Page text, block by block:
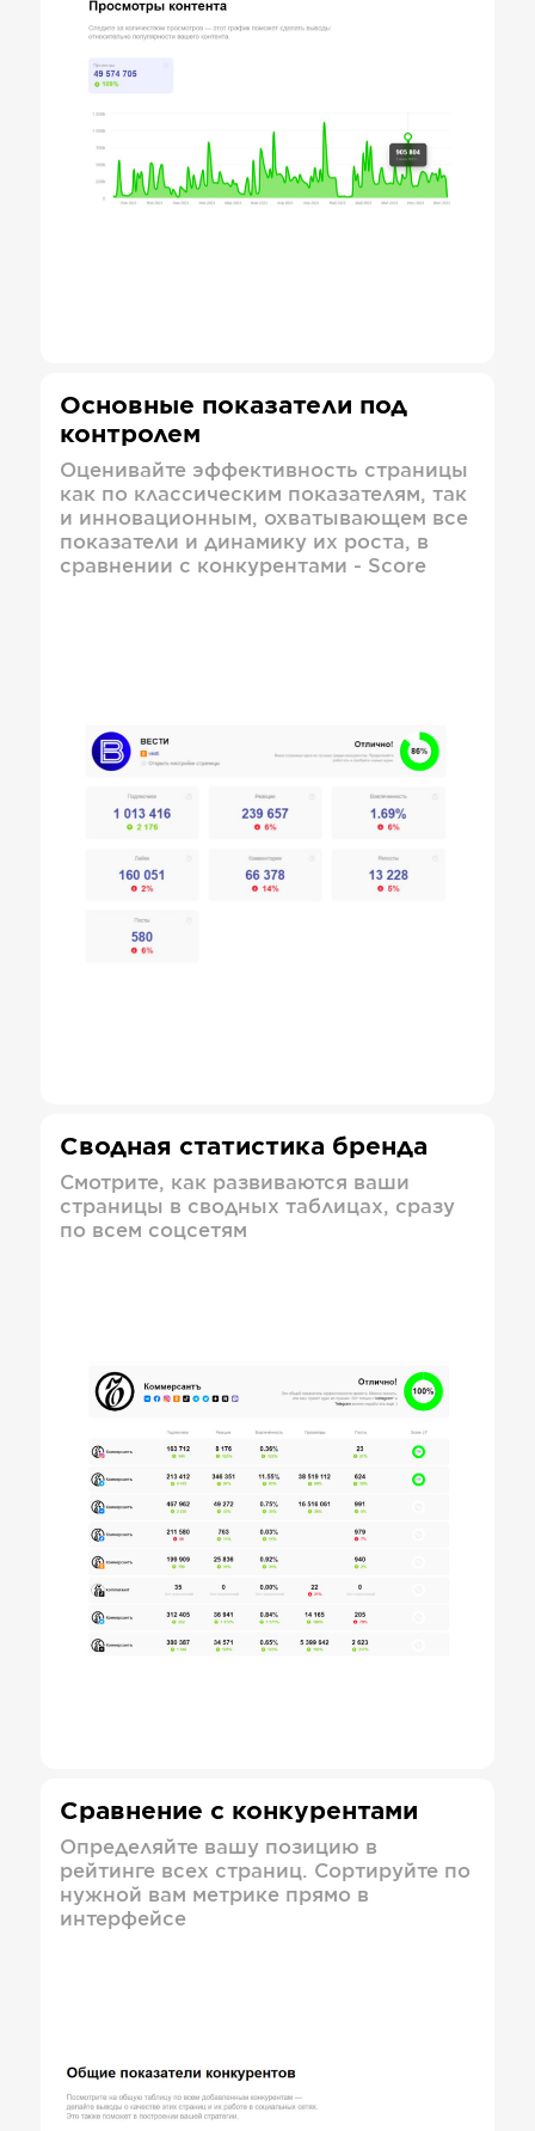
Основные показатели под
контролем
Оценивайте эффективность страницы
как по классическим показателям, так
и инновационным, охватывающем все
показатели и динамику их роста, в
сравнении с конкурентами - Score
Сводная статистика бренда
Смотрите, как развиваются ваши
страницы в сводных таблицах, сразу
по всем соцсетям
Сравнение с конкурентами
Определяйте вашу позицию в
рейтинге всех страниц. Сортируйте по
нужной вам метрике прямо в
интерфейсе